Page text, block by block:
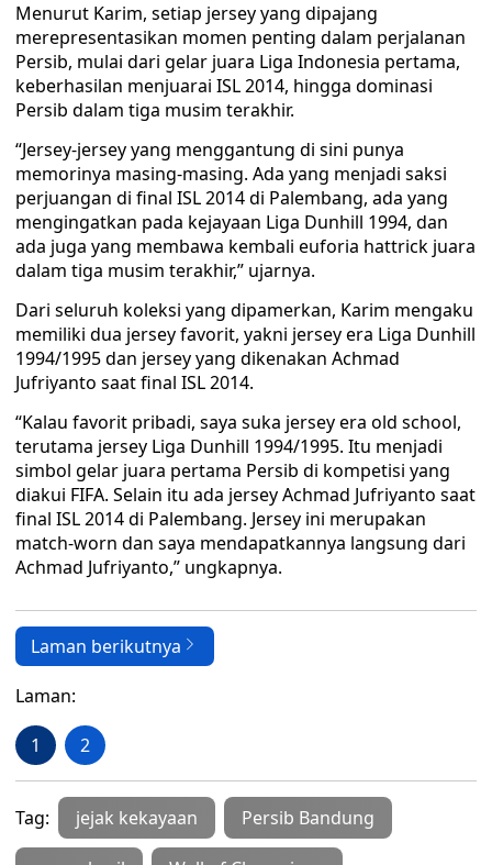
Menurut Karim, setiap jersey yang dipajang
merepresentasikan momen penting dalam perjalanan
Persib, mulai dari gelar juara Liga Indonesia pertama,
keberhasilan menjuarai ISL 2014, hingga dominasi
Persib dalam tiga musim terakhir.
“Jersey-jersey yang menggantung di sini punya
memorinya masing-masing. Ada yang menjadi saksi
perjuangan di final ISL 2014 di Palembang, ada yang
mengingatkan pada kejayaan Liga Dunhill 1994, dan
ada juga yang membawa kembali euforia hattrick juara
dalam tiga musim terakhir,” ujarnya.
Dari seluruh koleksi yang dipamerkan, Karim mengaku
memiliki dua jersey favorit, yakni jersey era Liga Dunhill
1994/1995 dan jersey yang dikenakan Achmad
Jufriyanto saat final ISL 2014.
“Kalau favorit pribadi, saya suka jersey era old school,
terutama jersey Liga Dunhill 1994/1995. Itu menjadi
simbol gelar juara pertama Persib di kompetisi yang
diakui FIFA. Selain itu ada jersey Achmad Jufriyanto saat
final ISL 2014 di Palembang. Jersey ini merupakan
match-worn dan saya mendapatkannya langsung dari
Achmad Jufriyanto,” ungkapnya.
Laman berikutnya
Laman:
1 2
Tag: jejak kekayaan Persib Bandung